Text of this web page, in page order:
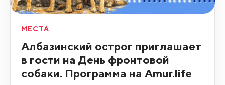
МЕСТА
Албазинский острог приглашает
в гости на День фронтовой
собаки. Программа на Amur.life